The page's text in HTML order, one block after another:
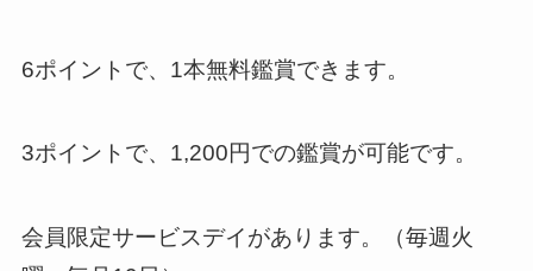
6ポイントで、1本無料鑑賞できます。
3ポイントで、1,200円での鑑賞が可能です。
会員限定サービスデイがあります。（毎週火